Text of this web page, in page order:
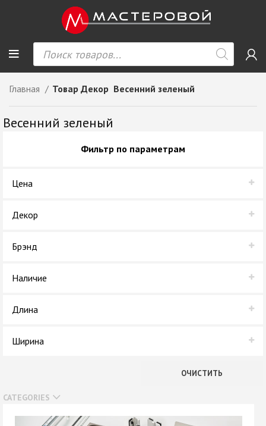
Главная Товар Декор Весенний зеленый
Весенний зеленый
Фильтр по параметрам
Цена
Декор
Брэнд
Наличие
Длина
Ширина
ОЧИСТИТЬ
CATEGORIES